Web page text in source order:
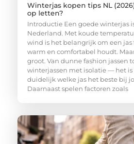
Winterjas kopen tips NL
op letten?
Introductie Een goede winterjas
Nederland. Met koude
wind is het belangrijk om een
warm en comfortabel houdt.
groot. Van dunne fashion jassen
winterjassen met isolatie — het
duidelijk welke jas het beste bij
Daarnaast spelen factoren zoals